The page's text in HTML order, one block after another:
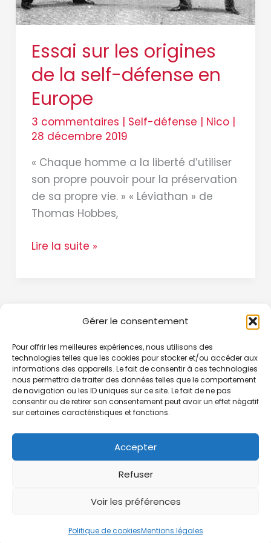
Gérer le consentement
Pour offrir les meilleures expériences, nous utilisons des
technologies telles que les cookies pour stocker et/ou accéder aux
informations des appareils. Le fait de consentir à ces technologies
nous permettra de traiter des données telles que le comportement
de navigation ou les ID uniques sur ce site. Le fait de ne pas
consentir ou de retirer son consentement peut avoir un effet négatif
sur certaines caractéristiques et fonctions.
Accepter
Refuser
Voir les préférences
Politique de cookiesMentions légales
Essai sur les origines
de la self-défense en
Europe
3 commentaires Self-défense Nico
28 décembre 2019
« Chaque homme a la liberté d’utiliser
son propre pouvoir pour la préservation
de sa propre vie. » « Léviathan » de
Thomas Hobbes,
Lire la suite »
Accueil
Home